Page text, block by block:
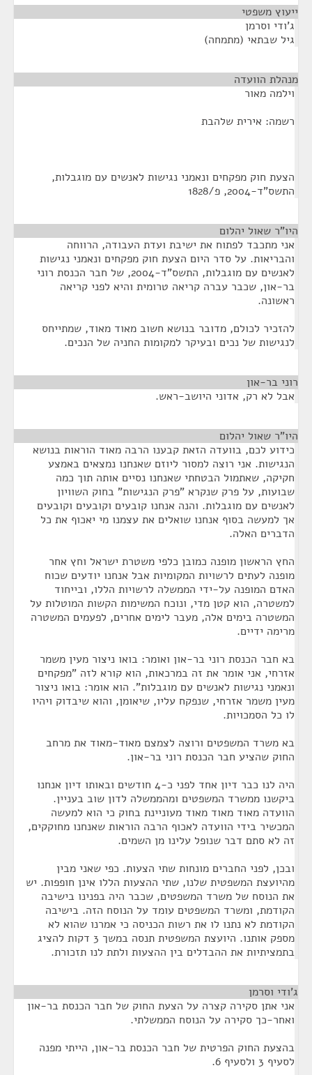
ייעוץ משפטי
ג'ודי וסרמן
גיל שבתאי (מתמחה)
מנהלת הוועדה
וילמה מאור
רשמה: אירית שלהבת
הצעת חוק מפקחים ונאמני נגישות לאנשים עם מוגבלות,
התשס"ד-2004, פ/1828
היו"ר שאול יהלום
אני מתכבד לפתוח את ישיבת ועדת העבודה, הרווחה
והבריאות. על סדר היום הצעת חוק מפקחים ונאמני נגישות
לאנשים עם מוגבלות, התשס"ד-2004, של חבר הכנסת רוני
בר-און, שכבר עברה קריאה טרומית והיא לפני קריאה
ראשונה.
להזכיר לכולם, מדובר בנושא חשוב מאוד מאוד, שמתייחס
לנגישות של נכים ובעיקר למקומות החניה של הנכים.
רוני בר-און
אבל לא רק, אדוני היושב-ראש.
היו"ר שאול יהלום
כידוע לכם, בוועדה הזאת קבענו הרבה מאוד הוראות בנושא
הנגישות. אני רוצה למסור ליוזם שאנחנו נמצאים באמצע
חקיקה, שאתמול הבטחתי שאנחנו נסיים אותה תוך כמה
שבועות, על פרק שנקרא "פרק הנגישות" בחוק השוויון
לאנשים עם מוגבלות. והנה אנחנו קובעים וקובעים וקובעים
אך למעשה בסוף אנחנו שואלים את עצמנו מי יאכוף את כל
הדברים האלה.
החץ הראשון מופנה כמובן כלפי משטרת ישראל וחץ אחר
מופנה לעתים לרשויות המקומיות אבל אנחנו יודעים שכוח
האדם המופנה על-ידי הממשלה לרשויות הללו, ובייחוד
למשטרה, הוא קטן מדי, ונוכח המשימות הקשות המוטלות על
המשטרה בימים אלה, מעבר לימים אחרים, לפעמים המשטרה
מרימה ידיים.
בא חבר הכנסת רוני בר-און ואומר: בואו ניצור מעין משמר
אזרחי, אני אומר את זה במרכאות, הוא קורא לזה "מפקחים
ונאמני נגישות לאנשים עם מוגבלות". הוא אומר: בואו ניצור
מעין משמר אזרחי, שנפקח עליו, שיאומן, והוא שיבדוק ויהיו
לו כל הסמכויות.
בא משרד המשפטים ורוצה לצמצם מאוד-מאוד את מרחב
החוק שהציע חבר הכנסת רוני בר-און.
היה לנו כבר דיון אחד לפני כ-4 חודשים ובאותו דיון אנחנו
ביקשנו ממשרד המשפטים ומהממשלה לדון שוב בעניין.
הוועדה מאוד מאוד מאוד מעוניינת בחוק כי הוא למעשה
המכשיר בידי הוועדה לאכוף הרבה הוראות שאנחנו מחוקקים,
זה לא סתם דבר שנופל עלינו מן השמים.
ובכן, לפני החברים מונחות שתי הצעות. כפי שאני מבין
מהיועצת המשפטית שלנו, שתי ההצעות הללו אינן חופפות. יש
את הנוסח של משרד המשפטים, שכבר היה בפנינו בישיבה
הקודמת, ומשרד המשפטים עומד על הנוסח הזה. בישיבה
הקודמת לא נתנו לו את רשות הכניסה כי אמרנו שהוא לא
מספק אותנו. היועצת המשפטית תנסה במשך 3 דקות להציג
בתמציתיות את ההבדלים בין ההצעות ולתת לנו תזכורת.
ג'ודי וסרמן
אני אתן סקירה קצרה על הצעת החוק של חבר הכנסת בר-און
ואחר-כך סקירה על הנוסח הממשלתי.
בהצעת החוק הפרטית של חבר הכנסת בר-און, הייתי מפנה
לסעיף 3 ולסעיף 6.